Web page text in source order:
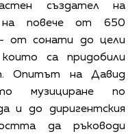
създател на
повече от 650
от сонати до цели
са придобили
Опитът на Давид
музициране по
и до диригентския
да ръководи